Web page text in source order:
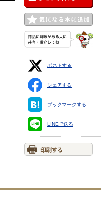
ポストする
シェアする
ブックマークする
LINEで送る